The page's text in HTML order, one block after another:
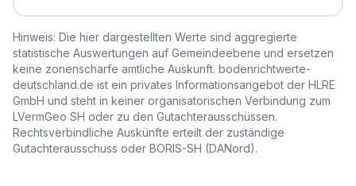
Hinweis: Die hier dargestellten Werte sind aggregierte
statistische Auswertungen auf Gemeindeebene und ersetzen
keine zonenscharfe amtliche Auskunft. bodenrichtwerte-
deutschland.de ist ein privates Informationsangebot der HLRE
GmbH und steht in keiner organisatorischen Verbindung zum
LVermGeo SH oder zu den Gutachterausschüssen.
Rechtsverbindliche Auskünfte erteilt der zuständige
Gutachterausschuss oder BORIS-SH (DANord).